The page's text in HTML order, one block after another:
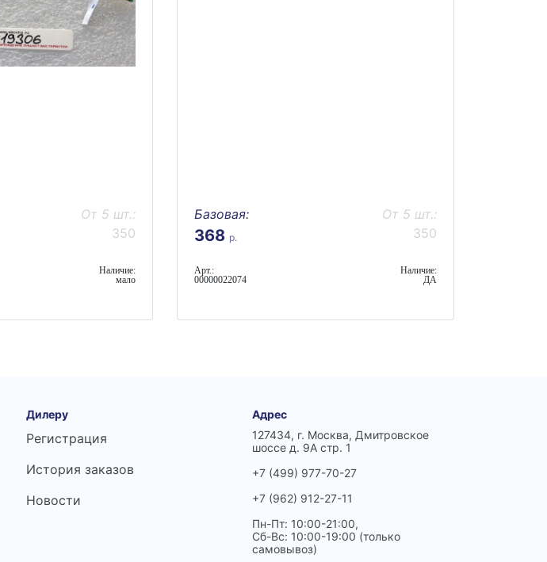
От 5 шт.:
350
Наличие:
мало
Базовая:
368 р.
От 5 шт.:
350
Арт.:
00000022074
Наличие:
ДА
Дилеру
Регистрация
История заказов
Новости
Адрес
127434, г. Москва, Дмитровское
шоссе д. 9А стр. 1
+7 (499) 977-70-27
+7 (962) 912-27-11
Пн-Пт: 10:00-21:00,
Сб-Вс: 10:00-19:00 (только
самовывоз)